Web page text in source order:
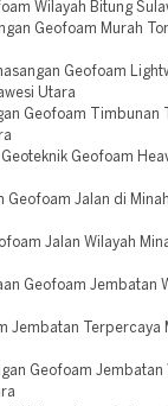
Wilayah Bitung
Geofoam Murah
Geofoam
Utara
Geofoam Timbunan
Geofoam
Geofoam Jalan di
Jalan Wilayah
Geofoam Jembatan
Jembatan Terpercaya
Geofoam Jembatan